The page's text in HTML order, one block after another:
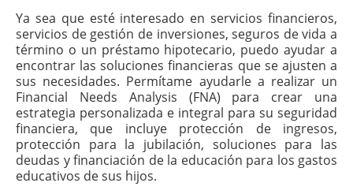
Ya sea que esté interesado en servicios financieros,
servicios de gestión de inversiones, seguros de vida a
término o un préstamo hipotecario, puedo ayudar a
encontrar las soluciones financieras que se ajusten a
sus necesidades. Permítame ayudarle a realizar un
Financial Needs Analysis (FNA) para crear una
estrategia personalizada e integral para su seguridad
financiera, que incluye protección de ingresos,
protección para la jubilación, soluciones para las
deudas y financiación de la educación para los gastos
educativos de sus hijos.